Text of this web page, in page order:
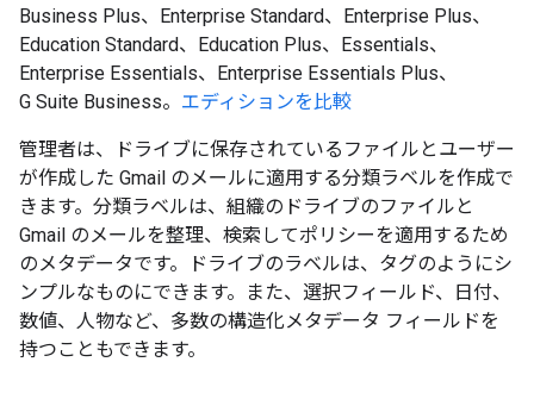
Business Plus、Enterprise Standard、Enterprise Plus、
Education Standard、Education Plus、Essentials、
Enterprise Essentials、Enterprise Essentials Plus、
G Suite Business。 エディションを比較
管理者は、ドライブに保存されているファイルとユーザー
が作成した Gmail のメールに適用する分類ラベルを作成で
きます。分類ラベルは、組織のドライブのファイルと
Gmail のメールを整理、検索してポリシーを適用するため
のメタデータです。ドライブのラベルは、タグのようにシ
ンプルなものにできます。また、選択フィールド、日付、
数値、人物など、多数の構造化メタデータ フィールドを
持つこともできます。